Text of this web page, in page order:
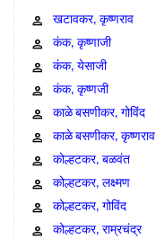
खटावकर, कृष्णराव
कंक, कृष्णाजी
कंक, येसाजी
कंक, कृष्णजी
काळे बसणीकर, गोविंद
काळे बसणीकर, कृष्णराव
कोल्हटकर, बळवंत
कोल्हटकर, लक्ष्मण
कोल्हटकर, गोविंद
कोल्हटकर, राम्रचंद्र